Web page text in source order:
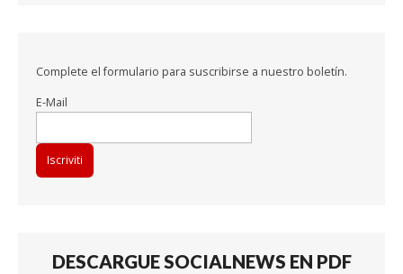
Complete el formulario para suscribirse a nuestro boletín.
E-Mail
DESCARGUE SOCIALNEWS EN PDF